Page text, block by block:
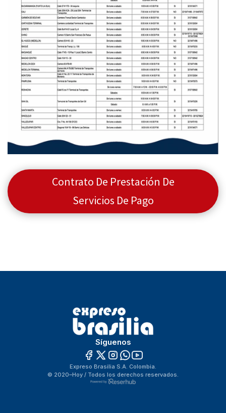
Contrato De Prestación De
Servicios De Pago
Síguenos
Expreso Brasilia S.A. Colombia.
© 2020–Hoy / Todos los derechos reservados.